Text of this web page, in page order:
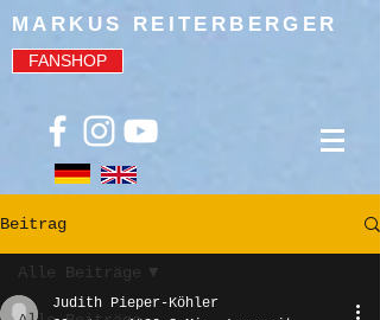
MARKUS REITERBERGER
FANSHOP
Beitrag
Alle Beiträge
Judith Pieper-Köhler